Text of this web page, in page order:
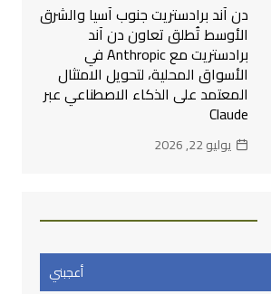
دن آند برادستريت جنوب آسيا والشرق
الأوسط تُطلق تعاون دن آند
برادستريت مع Anthropic في
الأسواق المحلية، لتحويل الامتثال
المعتمد على الذكاء الاصطناعي عبر
Claude
يوليو 22, 2026
أعجبني